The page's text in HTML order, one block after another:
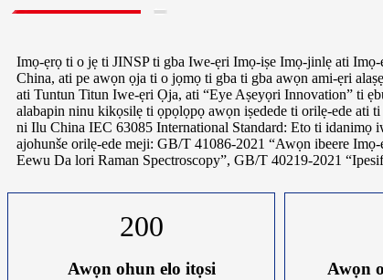
Imọ-ẹrọ ti o jẹ ti JINSP ti gba Iwe-ẹri Imọ-iṣe Imọ-jinlẹ ati
China, ati pe awọn ọja ti o jọmọ ti gba ti gba awọn ami-ẹri
ati Tuntun Titun Iwe-ẹri Ọja, ati “Eye Aṣeyọri Innovation” ti
alabapin ninu kikọsilẹ ti ọpọlọpọ awọn iṣedede ti orilẹ-ede ati
ni Ilu China IEC 63085 International Standard: Eto ti
ajohunše orilẹ-ede meji: GB/T 41086-2021 “Awọn ibeere
Eewu Da lori Raman Spectroscopy”, GB/T 40219-2021
200
Awọn ohun elo itọsi Awọn